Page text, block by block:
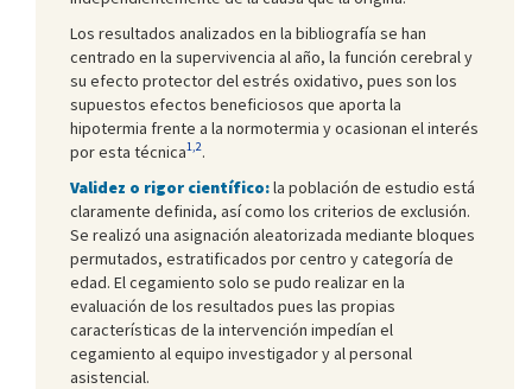
Los resultados analizados en la bibliografía se han
centrado en la supervivencia al año, la función cerebral y
su efecto protector del estrés oxidativo, pues son los
supuestos efectos beneficiosos que aporta la
hipotermia frente a la normotermia y ocasionan el interés
por esta técnica1,2.
Validez o rigor científico:la población de estudio está
claramente definida, así como los criterios de exclusión.
Se realizó una asignación aleatorizada mediante bloques
permutados, estratificados por centro y categoría de
edad. El cegamiento solo se pudo realizar en la
evaluación de los resultados pues las propias
características de la intervención impedían el
cegamiento al equipo investigador y al personal
asistencial.